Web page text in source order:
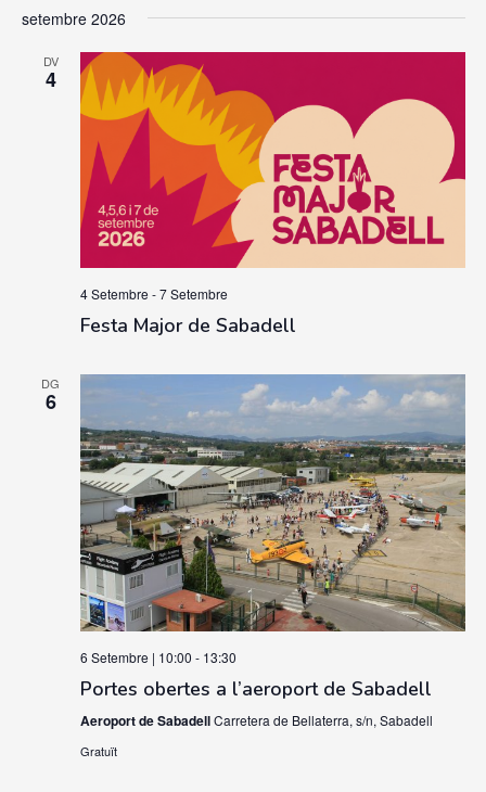
setembre 2026
DV
4
4 Setembre -7 Setembre
Festa Major de Sabadell
DG
6
6 Setembre | 10:00 - 13:30
Portes obertes a l’aeroport de Sabadell
Aeroport de SabadellCarretera de Bellaterra, s/n, Sabadell
Gratuït